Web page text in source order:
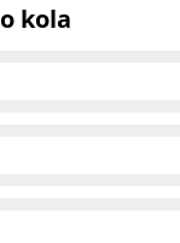
kola